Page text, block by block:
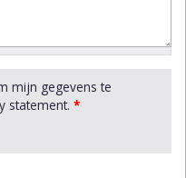
mijn gegevens te
statement. *